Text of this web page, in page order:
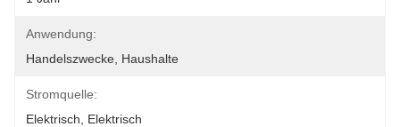
Anwendung:
Handelszwecke, Haushalte
Stromquelle:
Elektrisch, Elektrisch